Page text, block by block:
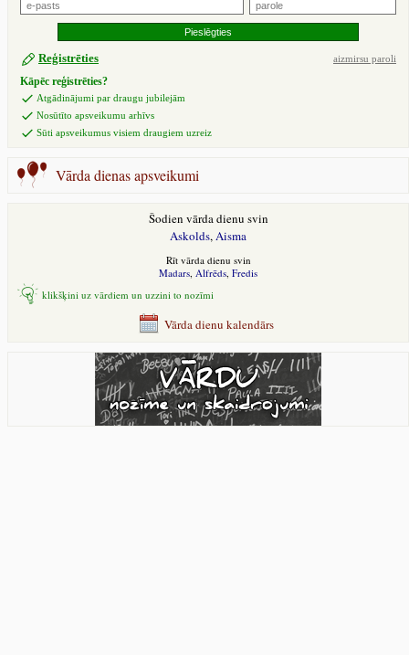
Reģistrēties aizmirsu paroli
Kāpēc reģistrēties?
Atgādinājumi par draugu jubilejām
Nosūtīto apsveikumu arhīvs
Sūti apsveikumus visiem draugiem uzreiz
Vārda dienas apsveikumi
Šodien vārda dienu svin
Askolds,Aisma
Rīt vārda dienu svin
Madars, Alfrēds, Fredis
klikšķini uz vārdiem un uzzini to nozīmi
Vārda dienu kalendārs